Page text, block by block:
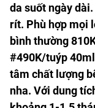
da suốt ngày
rít. Phù hợp mọi
bình thường
#490K/tuýp
tâm chất lượng
nha. Với dung